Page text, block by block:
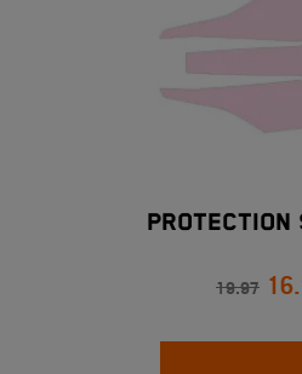
PROTECTION
19.97